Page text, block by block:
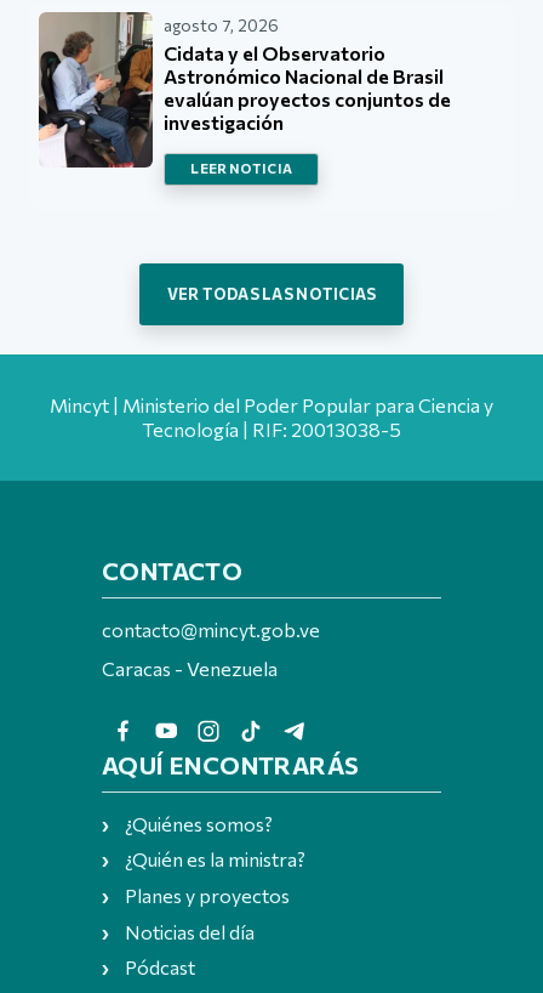
agosto 7, 2026
Cidata y el Observatorio
Astronómico Nacional de Brasil
evalúan proyectos conjuntos de
investigación
LEER NOTICIA
VER TODAS LAS NOTICIAS
Mincyt | Ministerio del Poder Popular para Ciencia y
Tecnología | RIF: 20013038-5
CONTACTO
contacto@mincyt.gob.ve
Caracas - Venezuela
AQUÍ ENCONTRARÁS
¿Quiénes somos?
¿Quién es la ministra?
Planes y proyectos
Noticias del día
Pódcast